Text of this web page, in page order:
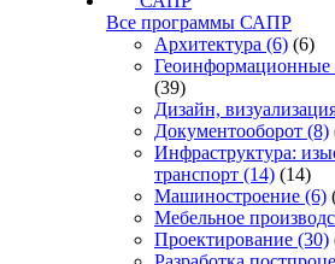
Все программы САПР
Архитектура (6) (6)
(39)
Дизайн,
Документооборот (8)
Инфраструктура:
транспорт (14) (14)
Машиностроение (6)
Мебельное
Проектирование (30)